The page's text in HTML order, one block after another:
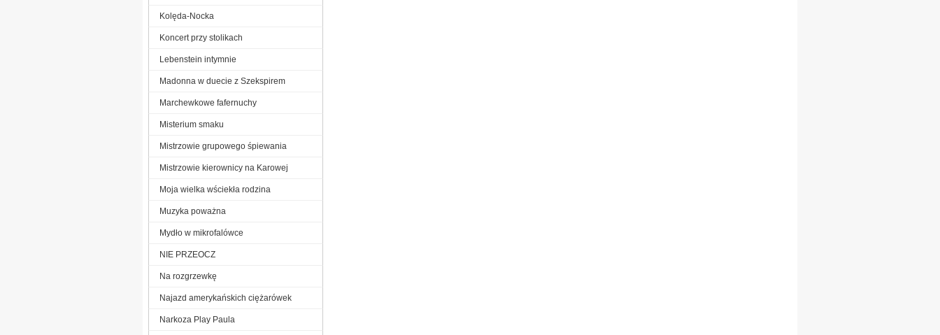
Kolęda-Nocka
Koncert przy stolikach
Lebenstein intymnie
Madonna w duecie z Szekspirem
Marchewkowe fafernuchy
Misterium smaku
Mistrzowie grupowego śpiewania
Mistrzowie kierownicy na Karowej
Moja wielka wściekła rodzina
Muzyka poważna
Mydło w mikrofalówce
NIE PRZEOCZ
Na rozgrzewkę
Najazd amerykańskich ciężarówek
Narkoza Play Paula